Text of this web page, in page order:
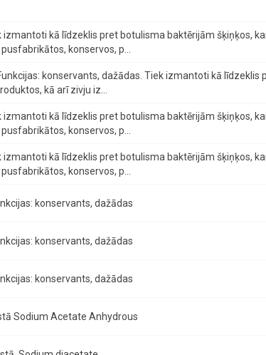
izmantoti kā līdzeklis pret botulisma baktērijām šķiņķos,
konservos, p...
konservants, dažādas. Tiek izmantoti kā
kā arī zivju iz...
izmantoti kā līdzeklis pret botulisma baktērijām šķiņķos,
konservos, p...
izmantoti kā līdzeklis pret botulisma baktērijām šķiņķos,
konservos, p...
konservants, dažādas
konservants, dažādas
konservants, dažādas
Sodium Acetate Anhydrous